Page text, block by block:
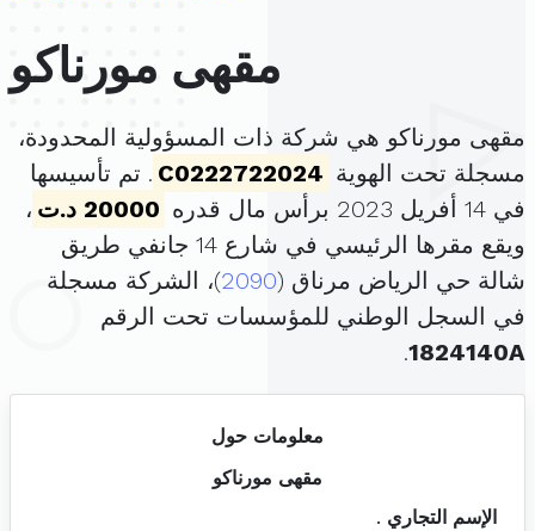
مقهى مورناكو
مقهى مورناكو هي شركة ذات المسؤولية المحدودة،
مسجلة تحت الهوية C0222722024 . تم تأسيسها
في 14 أفريل 2023 برأس مال قدره
20000 د.ت
،
ويقع مقرها الرئيسي في شارع 14 جانفي طريق
شالة حي الرياض مرناق (2090)، الشركة مسجلة
في السجل الوطني للمؤسسات تحت الرقم
1824140A
.
معلومات حول
مقهى مورناكو
الإسم التجاري .